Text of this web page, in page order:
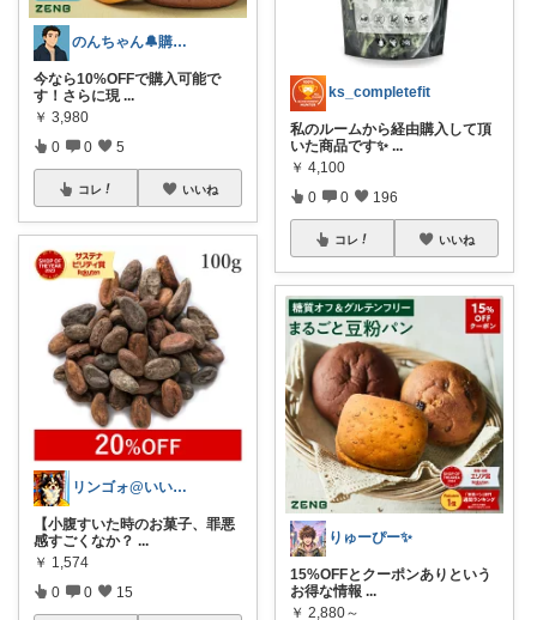
のんちゃん🔔購入感謝です✨
今なら10%OFFで購入可能で
す！さらに現 ...
￥ 3,980
0 0 5
コレ いいね
リンゴォ@いいね！ありがとうございます
【小腹すいた時のお菓子、罪悪
感すごくなか？ ...
￥ 1,574
0 0 15
ks_completefit
私のルームから経由購入して頂
いた商品です✨ ...
￥ 4,100
0 0 196
コレ いいね
りゅーぴー✨
15%OFFとクーポンありという
お得な情報 ...
￥ 2,880～